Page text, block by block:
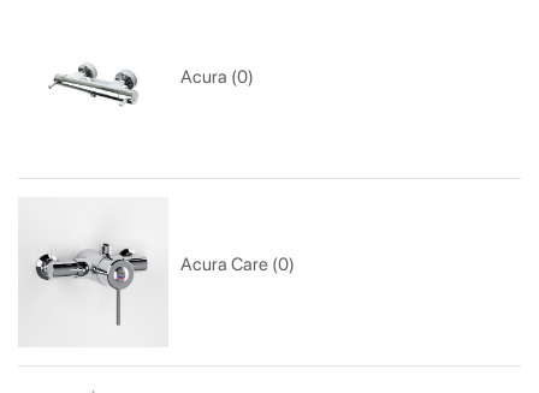
Acura (0)
Acura Care (0)